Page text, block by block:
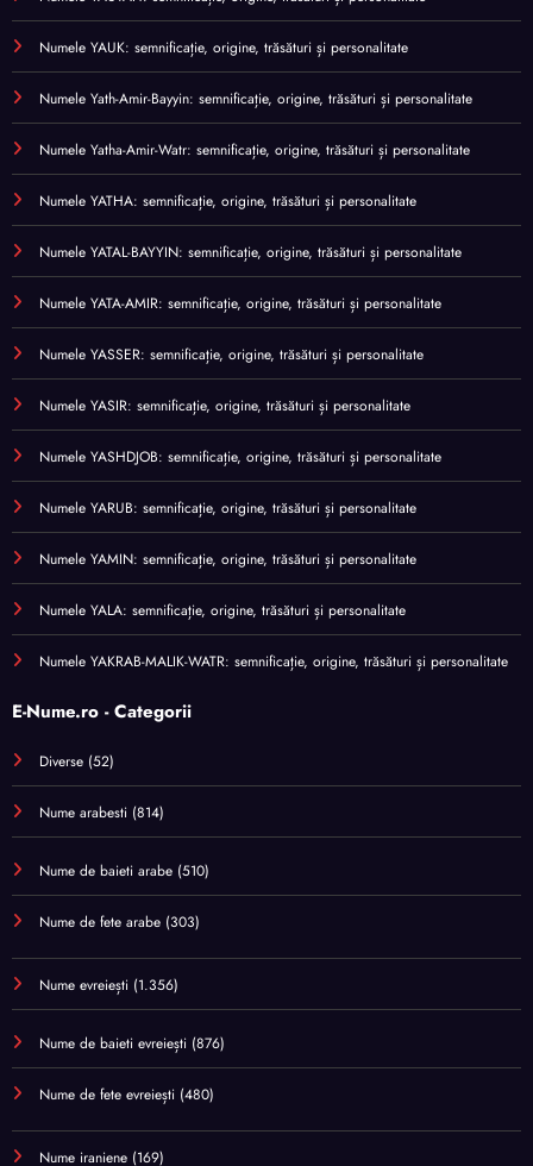
Numele YAUK: semnificație, origine, trăsături și personalitate
Numele Yath-Amir-Bayyin: semnificație, origine, trăsături și personalitate
Numele Yatha-Amir-Watr: semnificație, origine, trăsături și personalitate
Numele YATHA: semnificație, origine, trăsături și personalitate
Numele YATAL-BAYYIN: semnificație, origine, trăsături și personalitate
Numele YATA-AMIR: semnificație, origine, trăsături și personalitate
Numele YASSER: semnificație, origine, trăsături și personalitate
Numele YASIR: semnificație, origine, trăsături și personalitate
Numele YASHDJOB: semnificație, origine, trăsături și personalitate
Numele YARUB: semnificație, origine, trăsături și personalitate
Numele YAMIN: semnificație, origine, trăsături și personalitate
Numele YALA: semnificație, origine, trăsături și personalitate
Numele YAKRAB-MALIK-WATR: semnificație, origine, trăsături și personalitate
E-Nume.ro - Categorii
Diverse (52)
Nume arabesti (814)
Nume de baieti arabe (510)
Nume de fete arabe (303)
Nume evreiești (1.356)
Nume de baieti evreiești (876)
Nume de fete evreiești (480)
Nume iraniene (169)